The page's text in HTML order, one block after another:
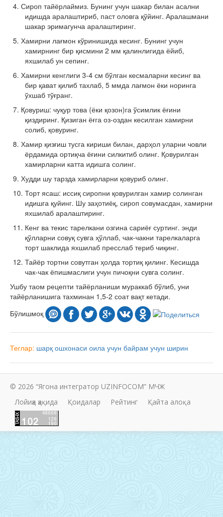
4. Сироп тайёрлаймиз. Бунинг учун шакар билан асални
идишда аралаштириб, паст оловга қўйинг. Аралашмани
шакар эримагунча аралаштиринг.
5. Хамирни лағмон кўринишида кесинг. Бунинг учун
хамирнинг бир қисмини 2 мм қалинлигида ёйиб,
яхшилаб ун сепинг.
6. Хамирни кенглиги 3-4 см бўлган кесмаларни кесинг ва
бир қават қилиб тахлаб, 5 ммда лағмон ёки норинга
ўхшаб тўғранг.
7. Қовуриш: чуқур това (ёки қозон)га ўсимлик ёғини
қиздиринг. Қизиган ёғга оз-оздан кесилган хамирни
солиб, қовуринг.
8. Хамир қизғиш тусга кириши билан, дарҳол уларни човли
ёрдамида ортиқча ёғини силкитиб олинг. Қовурилган
хамирларни катта идишга солинг.
9. Худди шу тарзда хамирларни қовуриб олинг.
10. Торт ясаш: иссиқ сиропни қовурилган хамир солинган
идишга қуйинг. Шу заҳотиёқ, сироп совумасдан, хамирни
яхшилаб аралаштиринг.
11. Кенг ва текис тарелкани озгина сариёғ суртинг. энди
қўлларни совуқ сувга ҳўллаб, чак-чакни тарелкаларга
торт шаклида яхшилаб пресслаб териб чиқинг.
12. Тайёр тортни совутган ҳолда тортиқ қилинг. Кесишда
чак-чак ёпишмаслиги учун пичоқни сувга солинг.
Ушбу таом рецепти тайёрланиши мураккаб бўлиб, уни
тайёрланишига тахминан 1,5-2 соат вақт кетади.
Бўлишмоқ
Теглар: шарқ ошхонаси оила учун байрам учун ширин
© 2026 “Ягона интегратор UZINFOCOM” МЧЖ
Лойиҳа ҳақида
Қоидалар Рейтинг Қайта алоқа